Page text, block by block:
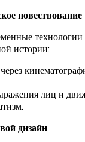
повествование
технологии
истории:
лиц и
дизайн